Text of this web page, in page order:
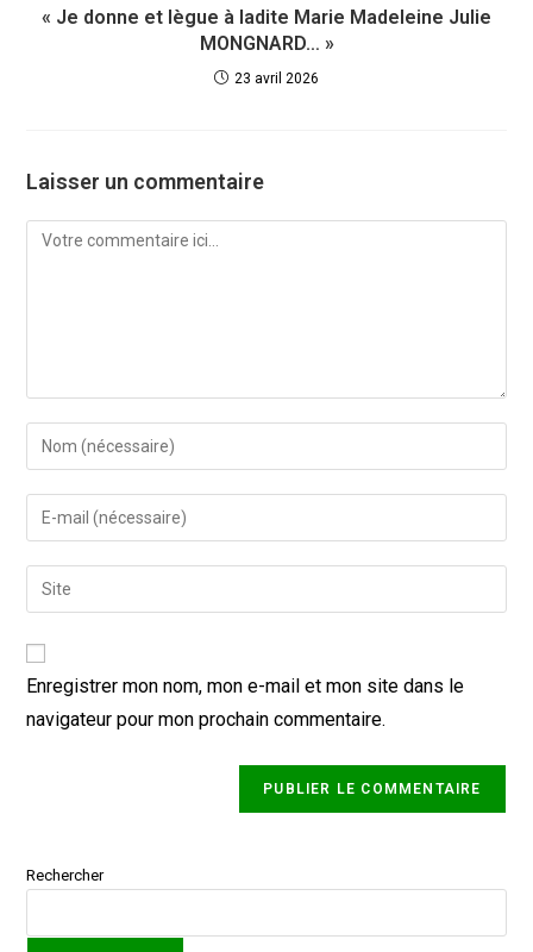
« Je donne et lègue à ladite Marie Madeleine Julie
MONGNARD… »
23 avril 2026
Laisser un commentaire
Enregistrer mon nom, mon e-mail et mon site dans le
navigateur pour mon prochain commentaire.
Rechercher